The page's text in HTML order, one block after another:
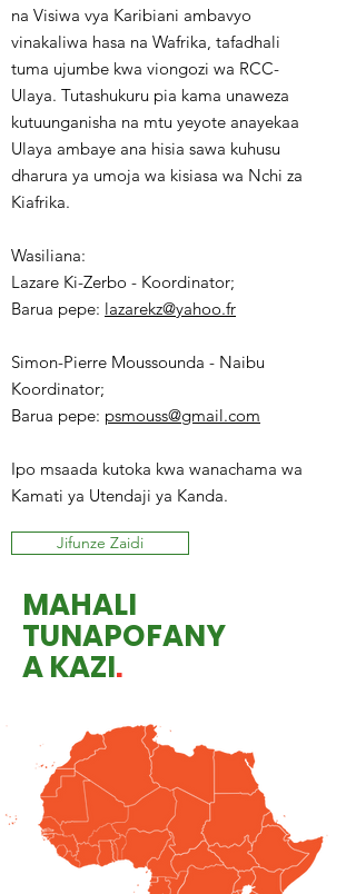
na Visiwa vya Karibiani ambavyo
vinakaliwa hasa na Wafrika, tafadhali
tuma ujumbe kwa viongozi wa RCC-
Ulaya. Tutashukuru pia kama unaweza
kutuunganisha na mtu yeyote anayekaa
Ulaya ambaye ana hisia sawa kuhusu
dharura ya umoja wa kisiasa wa Nchi za
Kiafrika.
Wasiliana:
Lazare Ki-Zerbo - Koordinator;
Barua pepe: lazarekz@yahoo.fr
Simon-Pierre Moussounda - Naibu
Koordinator;
Barua pepe: psmouss@gmail.com
Ipo msaada kutoka kwa wanachama wa
Kamati ya Utendaji ya Kanda.
Jifunze Zaidi
MAHALI
TUNAPOFANY
A KAZI.